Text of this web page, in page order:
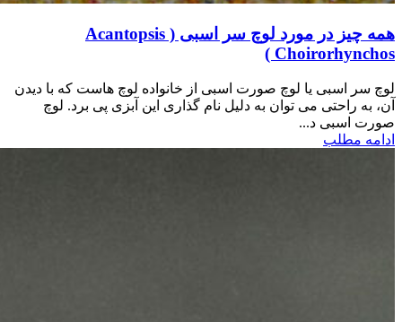
همه چیز در مورد لوچ سر اسبی ( Acantopsis
Choirorhynchos )
لوچ سر اسبی یا لوچ صورت اسبی از خانواده لوچ هاست که با دیدن
آن، به راحتی می توان به دلیل نام گذاری این آبزی پی برد. لوچ
صورت اسبی د...
ادامه مطلب